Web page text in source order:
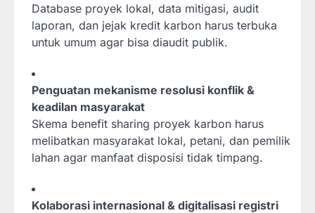
Database proyek lokal, data mitigasi, audit
laporan, dan jejak kredit karbon harus terbuka
untuk umum agar bisa diaudit publik.
Penguatan mekanisme resolusi konflik &
keadilan masyarakat
Skema benefit sharing proyek karbon harus
melibatkan masyarakat lokal, petani, dan pemilik
lahan agar manfaat disposisi tidak timpang.
Kolaborasi internasional & digitalisasi registri